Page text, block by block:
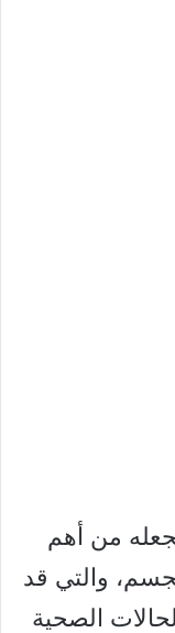
من أهم
والتي قد
الصحية